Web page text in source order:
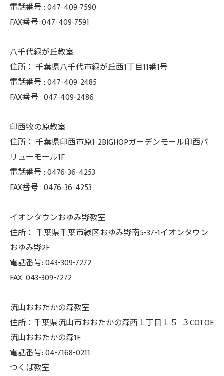
電話番号 :047-409-7590
FAX番号 :047-409-7591
八千代緑が丘教室
住所： 千葉県八千代市緑が丘西1丁目11番1号
電話番号 :047-409-2485
FAX番号 :047-409-2486
印西牧の原教室
住所： 千葉県印西市原1-2BIGHOPガーデンモール印西バ
リューモール1F
電話番号 :0476-36-4253
FAX番号 :0476-36-4253
イオンタウンおゆみ野教室
住所： 千葉県千葉市緑区おゆみ野南5-37-1イオンタウン
おゆみ野2F
電話番号: 043-309-7272
FAX: 043-309-7272
流山おおたかの森教室
住所：千葉県流山市おおたかの森西１丁目１５−３COTOE
流山おおたかの森1F
電話番号: 04-7168-0211
つくば教室